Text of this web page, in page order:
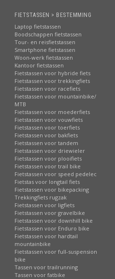
FIETSTASSEN > BESTEMMING
Laptop fietstassen
Boodschappen fietstassen
Tour- en reisfietstassen
Smartphone fietstassen
Woon-werk fietstassen
Kantoor fietstassen
Fietstassen voor hybride fiets
Fietstassen voor trekkingfiets
Fietstassen voor racefiets
Fietstassen voor mountainbike/
MTB
Fietstassen voor moederfiets
Fietstassen voor vouwfiets
Fietstassen voor toerfiets
Fietstassen voor bakfiets
Fietstassen voor tandem
Fietstassen voor driewieler
Fietstassen voor plooifiets
Fietstassen voor trail bike
Fietstassen voor speed pedelec
Fietstas voor longtail fiets
Fietstassen voor bikepacking
Trekkingfiets rugzak
Fietstassen voor ligfiets
Fietstassen voor gravelbike
Fietstassen voor downhill bike
Fietstassen voor Enduro bike
Fietstassen voor hardtail
mountainbike
Fietstassen voor full-suspension
bike
Tassen voor trailrunning
Tassen voor fatbike